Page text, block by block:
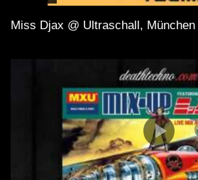
Miss Djax @ Ultraschall, München